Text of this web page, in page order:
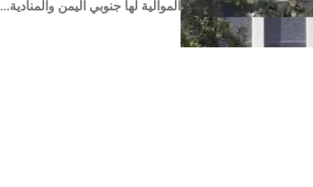
الموالية لها جنوبي اليمن والمنادية...